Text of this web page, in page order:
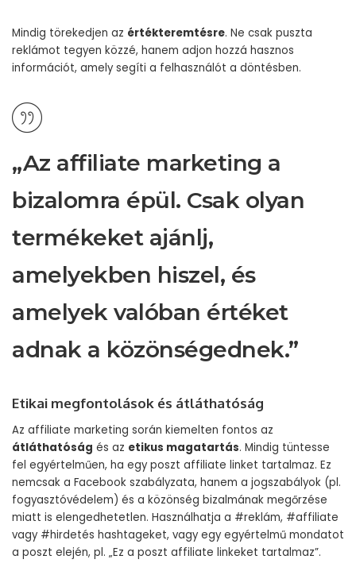
Mindig törekedjen az értékteremtésre. Ne csak puszta
reklámot tegyen közzé, hanem adjon hozzá hasznos
információt, amely segíti a felhasználót a döntésben.
„Az affiliate marketing a
bizalomra épül. Csak olyan
termékeket ajánlj,
amelyekben hiszel, és
amelyek valóban értéket
adnak a közönségednek.”
Etikai megfontolások és átláthatóság
Az affiliate marketing során kiemelten fontos az
átláthatóság és az etikus magatartás. Mindig tüntesse
fel egyértelműen, ha egy poszt affiliate linket tartalmaz. Ez
nemcsak a Facebook szabályzata, hanem a jogszabályok (pl.
fogyasztóvédelem) és a közönség bizalmának megőrzése
miatt is elengedhetetlen. Használhatja a #reklám, #affiliate
vagy #hirdetés hashtageket, vagy egy egyértelmű mondatot
a poszt elején, pl. „Ez a poszt affiliate linkeket tartalmaz”.